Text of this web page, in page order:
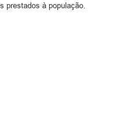
prestados à população.